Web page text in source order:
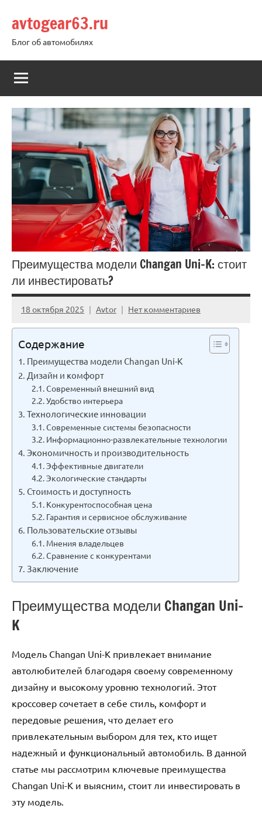
содержимому
avtogear63.ru
Блог об автомобилях
Преимущества модели Changan Uni-K: стоит
ли инвестировать?
18 октября 2025 Avtor Нет комментариев
Содержание
Преимущества модели Changan Uni-K
Дизайн и комфорт
Современный внешний вид
Удобство интерьера
Технологические инновации
Современные системы безопасности
Информационно-развлекательные технологии
Экономичность и производительность
Эффективные двигатели
Экологические стандарты
Стоимость и доступность
Конкурентоспособная цена
Гарантия и сервисное обслуживание
Пользовательские отзывы
Мнения владельцев
Сравнение с конкурентами
Заключение
Преимущества модели Changan Uni-
K
Модель Changan Uni-K привлекает внимание
автолюбителей благодаря своему современному
дизайну и высокому уровню технологий. Этот
кроссовер сочетает в себе стиль, комфорт и
передовые решения, что делает его
привлекательным выбором для тех, кто ищет
надежный и функциональный автомобиль. В данной
статье мы рассмотрим ключевые преимущества
Changan Uni-K и выясним, стоит ли инвестировать в
эту модель.